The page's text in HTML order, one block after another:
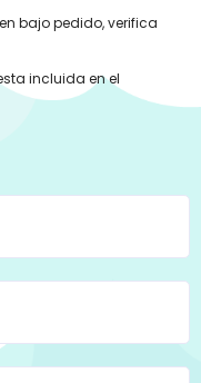
bajo pedido, verifica
incluida en el